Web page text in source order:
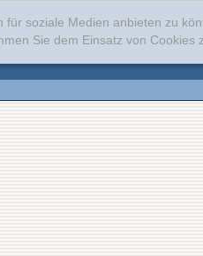
soziale Medien anbieten zu
Sie dem Einsatz von Cookies